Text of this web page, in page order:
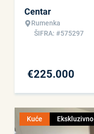
Centar
Rumenka
ŠIFRA: #575297
€225.000
Kuće Ekskluzivno